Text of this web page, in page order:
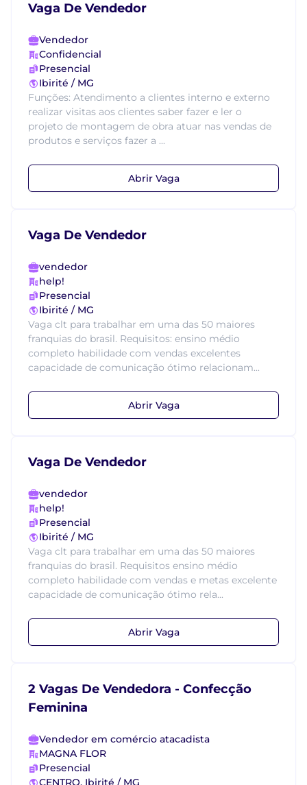
Vaga De Vendedor
Vendedor
Confidencial
Presencial
Ibirité / MG
Funções: Atendimento a clientes interno e externo
realizar visitas aos clientes saber fazer e ler o
projeto de montagem de obra atuar nas vendas de
produtos e serviços fazer a ...
Abrir Vaga
Vaga De Vendedor
vendedor
help!
Presencial
Ibirité / MG
Vaga clt para trabalhar em uma das 50 maiores
franquias do brasil. Requisitos: ensino médio
completo habilidade com vendas excelentes
capacidade de comunicação ótimo relacionam...
Abrir Vaga
Vaga De Vendedor
vendedor
help!
Presencial
Ibirité / MG
Vaga clt para trabalhar em uma das 50 maiores
franquias do brasil. Requisitos ensino médio
completo habilidade com vendas e metas excelente
capacidade de comunicação ótimo rela...
Abrir Vaga
2 Vagas De Vendedora - Confecção
Feminina
Vendedor em comércio atacadista
MAGNA FLOR
Presencial
CENTRO, Ibirité / MG